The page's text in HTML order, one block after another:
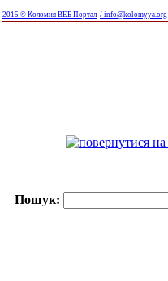
2015 © Коломия ВЕБ Портал / info@kolomyya.org
Пошук: